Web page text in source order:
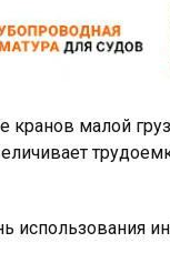
кранов малой
использования